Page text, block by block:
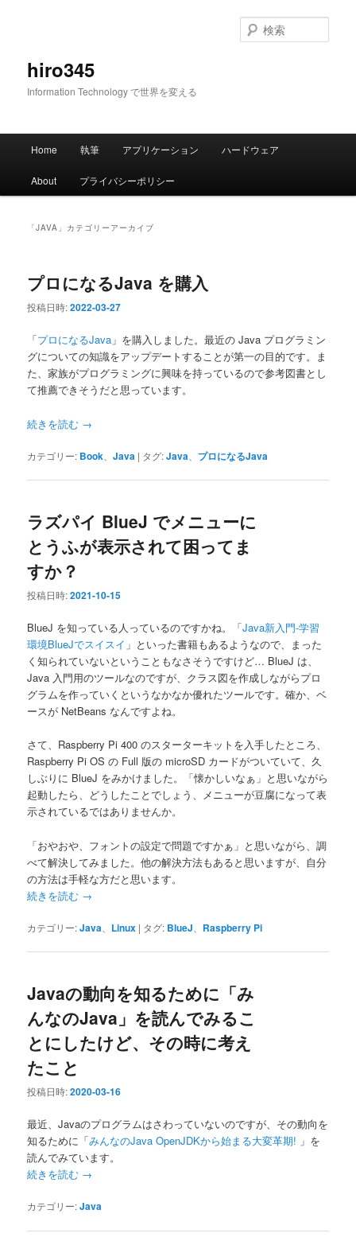
hiro345
Information Technology で世界を変える
索
メ
Home 執筆 アプリケーション ハードウェア
About プライバシーポリシー
「JAVA 」カテゴリーアーカイブ
プロになるJava を購入
投稿日時:2022-03-27
「プロになるJava 」を購入しました。最近の Java プログラミン
グについての知識をアップデートすることが第一の目的です。ま
た、家族がプログラミングに興味を持っているので参考図書とし
て推薦できそうだと思っています。
続きを読む →
カテゴリー: Book 、Java | タグ:Java プロになるJava
ラズパイ BlueJ でメニューに
とうふが表示されて困ってま
すか？
投稿日時:2021-10-15
BlueJ を知っている人っているのですかね。「Java新入門-学習
環境BlueJでスイスイ 」といった書籍もあるようなので、まった
く知られていないということもなさそうですけど… BlueJ は、
Java 入門用のツールなのですが、クラス図を作成しながらプロ
グラムを作っていくというなかなか優れたツールです。確か、ベ
ースが NetBeans なんですよね。
さて、Raspberry Pi 400 のスターターキットを入手したところ、
Raspberry Pi OS の Full 版の microSD カードがついていて、久
しぶりに BlueJ をみかけました。「懐かしいなぁ」と思いながら
起動したら、どうしたことでしょう、メニューが豆腐になって表
示されているではありませんか。
「おやおや、フォントの設定で問題ですかぁ」と思いながら、調
べて解決してみました。他の解決方法もあると思いますが、自分
の方法は手軽な方だと思います。
続きを読む →
カテゴリー:Java Linux | タグ: BlueJ Raspberry Pi
Javaの動向を知るために「み
んなのJava」を読んでみるこ
とにしたけど、その時に考え
たこと
投稿日時:2020-03-16
最近、Javaのプログラムはさわっていないのですが、その動向を
知るために「みんなのJava OpenJDKから始まる大変革期! 」を
読んでみています。
続きを読む →
カテゴリー:Java